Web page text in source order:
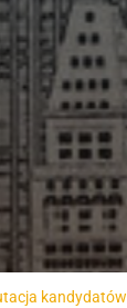
kandydatów